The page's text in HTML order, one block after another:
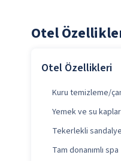
Otel
Otel Özellikleri
Kuru temizleme/
Yemek ve su
Tekerlekli sandalye
Tam donanımlı spa